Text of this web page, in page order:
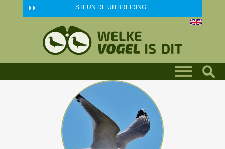
Skip to main content STEUN DE UITBREIDING